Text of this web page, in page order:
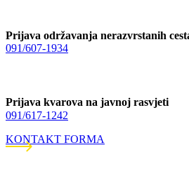
Prijava održavanja nerazvrstanih
091/607-1934
Prijava kvarova na javnoj rasvjeti
091/617-1242
KONTAKT FORMA